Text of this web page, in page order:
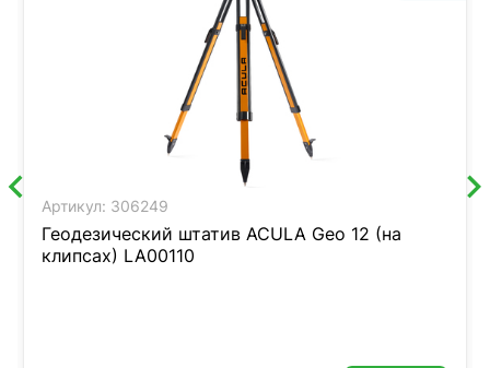
Артикул: 306249
Геодезический штатив ACULA Geo 12 (на
клипсах) LA00110